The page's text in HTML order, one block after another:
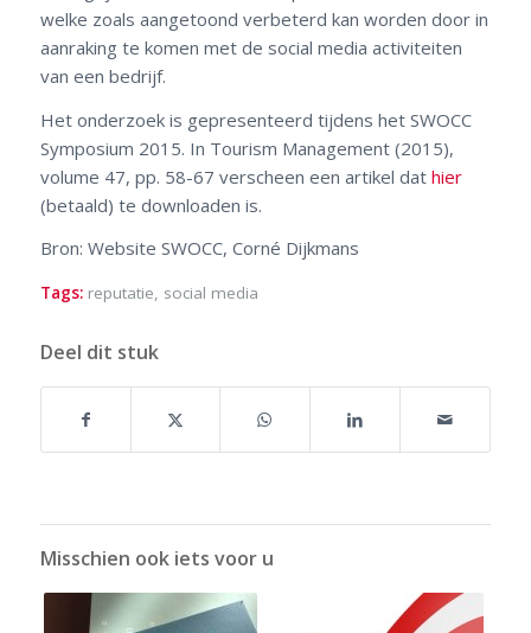
welke zoals aangetoond verbeterd kan worden door in
aanraking te komen met de social media activiteiten
van een bedrijf.
Het onderzoek is gepresenteerd tijdens het SWOCC
Symposium 2015. In Tourism Management (2015),
volume 47, pp. 58-67 verscheen een artikel dat hier
(betaald) te downloaden is.
Bron: Website SWOCC, Corné Dijkmans
Tags: reputatie, social media
Deel dit stuk
Misschien ook iets voor u